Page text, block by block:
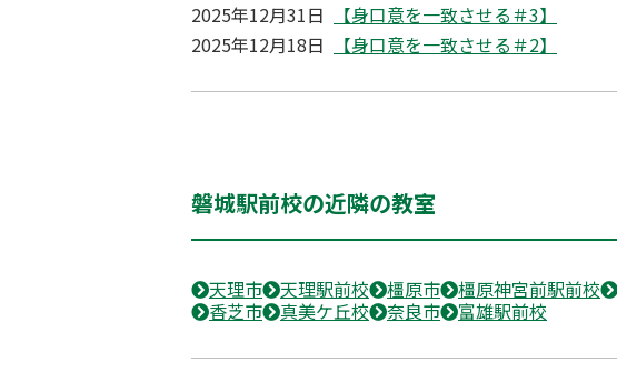
2025年12月31日
【身口意を一致させる＃3】
2025年12月18日
【身口意を一致させる＃2】
磐城駅前校の近隣の教室
天理市 天理駅前校 橿原市 橿原神宮前駅前校
香芝市
真美ケ丘校 奈良市 富雄駅前校